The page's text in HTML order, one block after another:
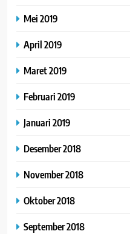
Mei 2019
April 2019
Maret 2019
Februari 2019
Januari 2019
Desember 2018
November 2018
Oktober 2018
September 2018